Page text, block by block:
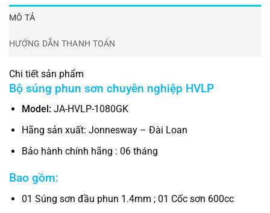
MÔ TẢ
HƯỚNG DẪN THANH TOÁN
Chi tiết sản phẩm
Bộ súng phun sơn chuyên nghiệp HVLP
Model: JA-HVLP-1080GK
Hãng sản xuất: Jonnesway – Đài Loan
Bảo hành chính hãng : 06 tháng
Bao gồm:
01 Súng sơn đầu phun 1.4mm ; 01 Cốc sơn 600cc